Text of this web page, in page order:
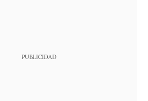
PUBLICIDAD